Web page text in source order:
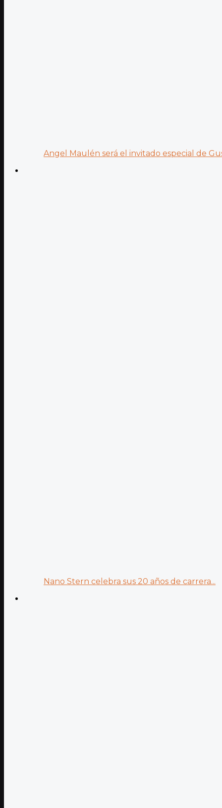
Angel Maulén será el invitado especial de
Nano Stern celebra sus 20 años de carrera...